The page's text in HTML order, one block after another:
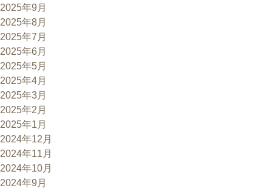
2025年9月
2025年8月
2025年7月
2025年6月
2025年5月
2025年4月
2025年3月
2025年2月
2025年1月
2024年12月
2024年11月
2024年10月
2024年9月